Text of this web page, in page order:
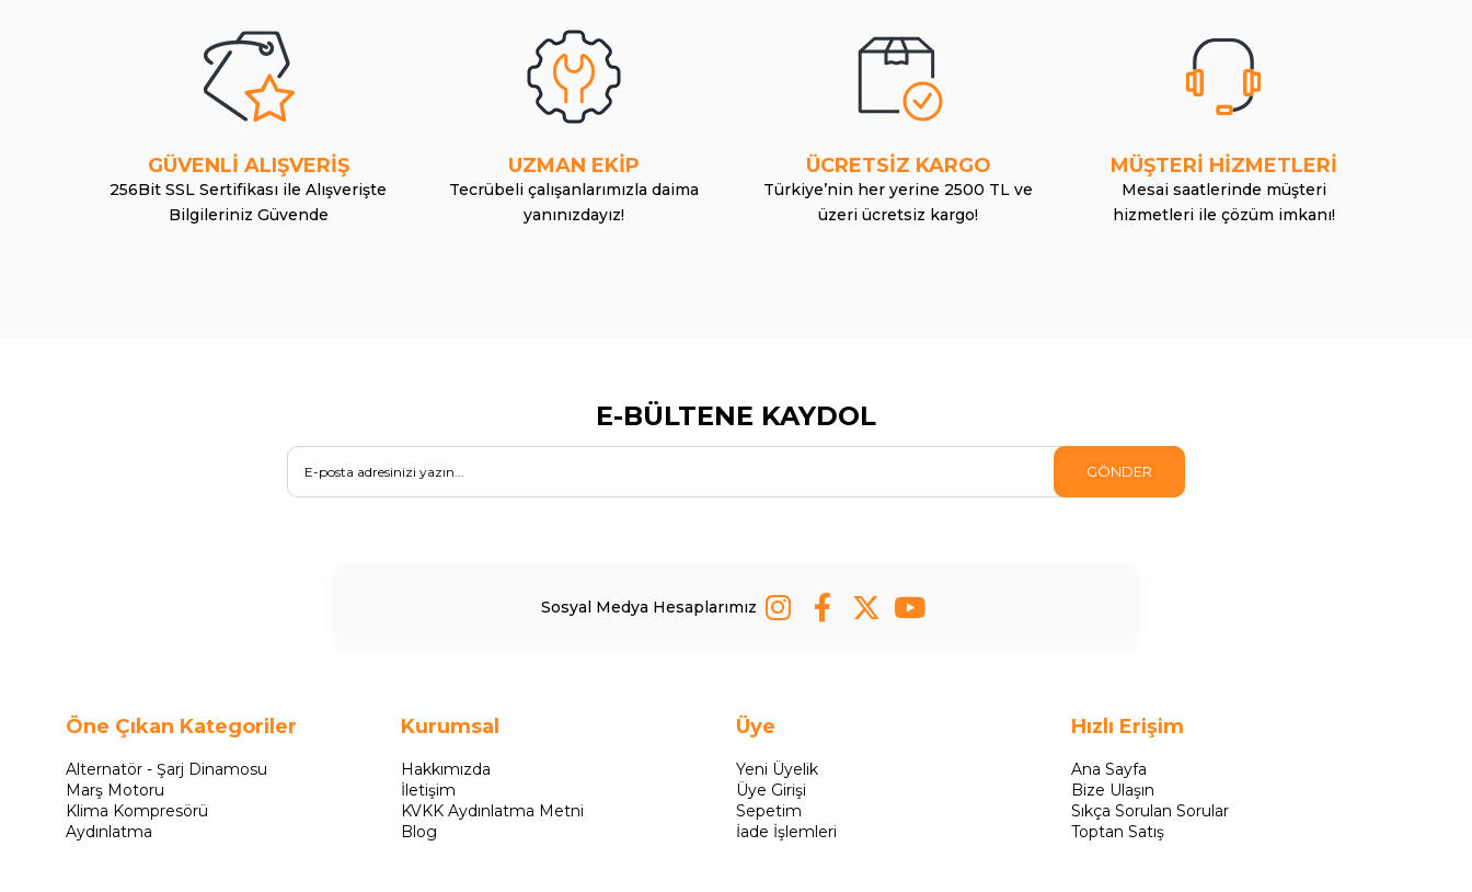
GÜVENLİ ALIŞVERİŞ
256Bit SSL Sertifikası ile Alışverişte
Bilgileriniz Güvende
UZMAN EKİP
Tecrübeli çalışanlarımızla daima
yanınızdayız!
ÜCRETSİZ KARGO
Türkiye’nin her yerine 2500 TL ve
üzeri ücretsiz kargo!
MÜŞTERİ HİZMETLERİ
Mesai saatlerinde müşteri
hizmetleri ile çözüm imkanı!
E-BÜLTENE KAYDOL
GÖNDER
Sosyal Medya Hesaplarımız
Öne Çıkan Kategoriler
Alternatör - Şarj Dinamosu
Marş Motoru
Klima Kompresörü
Aydınlatma
Kurumsal
Hakkımızda
İletişim
KVKK Aydınlatma Metni
Blog
Üye
Yeni Üyelik
Üye Girişi
Sepetim
İade İşlemleri
Hızlı Erişim
Ana Sayfa
Bize Ulaşın
Sıkça Sorulan Sorular
Toptan Satış